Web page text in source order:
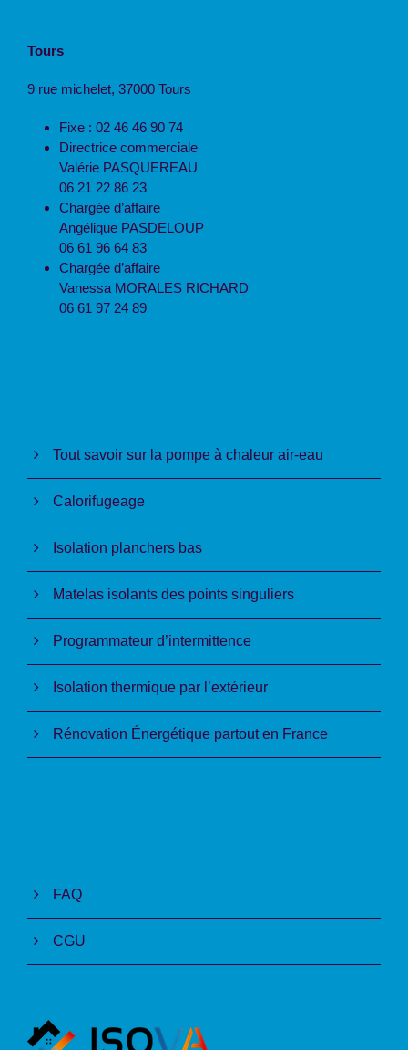
Tours
9 rue michelet, 37000 Tours
Fixe : 02 46 46 90 74
Directrice commerciale
Valérie PASQUEREAU
06 21 22 86 23
Chargée d’affaire
Angélique PASDELOUP
06 61 96 64 83
Chargée d’affaire
Vanessa MORALES RICHARD
06 61 97 24 89
Tout savoir sur la pompe à chaleur air-eau
Calorifugeage
Isolation planchers bas
Matelas isolants des points singuliers
Programmateur d’intermittence
Isolation thermique par l’extérieur
Rénovation Énergétique partout en France
FAQ
CGU